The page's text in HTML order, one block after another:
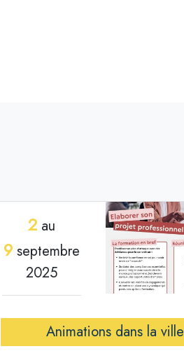
2 au
9 septembre
2025
Animations dans la ville